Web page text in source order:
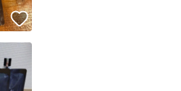
実績について
ユーザーにバッジを付与しています
報をコピーします
いいね！